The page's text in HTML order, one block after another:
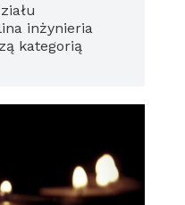
inżynieria
kategorią